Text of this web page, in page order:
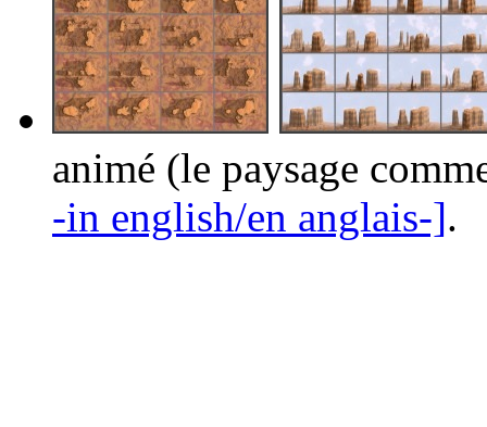
animé (le paysage
-in english/en anglais-].